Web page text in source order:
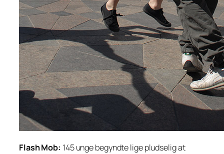
Flash Mob: 145 unge begyndte lige pludselig at